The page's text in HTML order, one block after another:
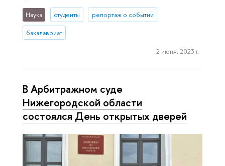
Наука студенты репортаж о событии
бакалавриат
2 июня, 2023 г.
В Арбитражном суде
Нижегородской области
состоялся День открытых дверей